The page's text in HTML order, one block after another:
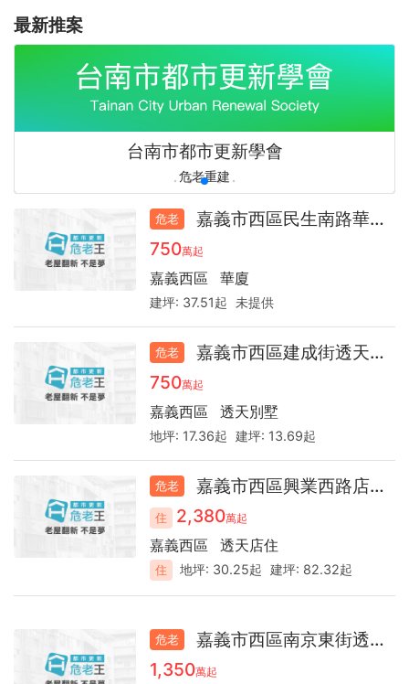
最新推案
idshow
好宅秀居家設計平台
全台最強更新之聲，預言你的房產下一步！
都市更新危老王
未來裝修圖說
未來裝修圖說
台南市都市更新學會
危老重建
心旅空間設計
老屋翻新、室內設計免費諮詢
老屋翻新不是夢
讓家重新發光發熱！
idshow
好宅秀居家設計平台
全台最強更新之聲，預言你的房產下一步！
都市更新危老王
危老
嘉義市西區民生南路華廈37.5
750萬起
嘉義西區 華廈
建坪: 37.51起 未提供
危老
嘉義市西區建成街透天63.2
750萬起
嘉義西區 透天別墅
地坪: 17.36起 建坪: 13.69起
危老 嘉義市西區興業西路店面41.3
住 2,380萬起
嘉義西區 透天店住
住 地坪: 30.25起 建坪: 82.32起
危老
嘉義市西區南京東街透天43.3
1,350萬起